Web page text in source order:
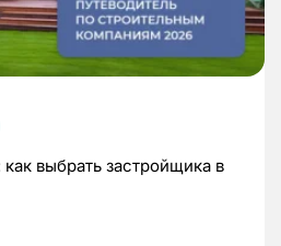
выбрать застройщика в